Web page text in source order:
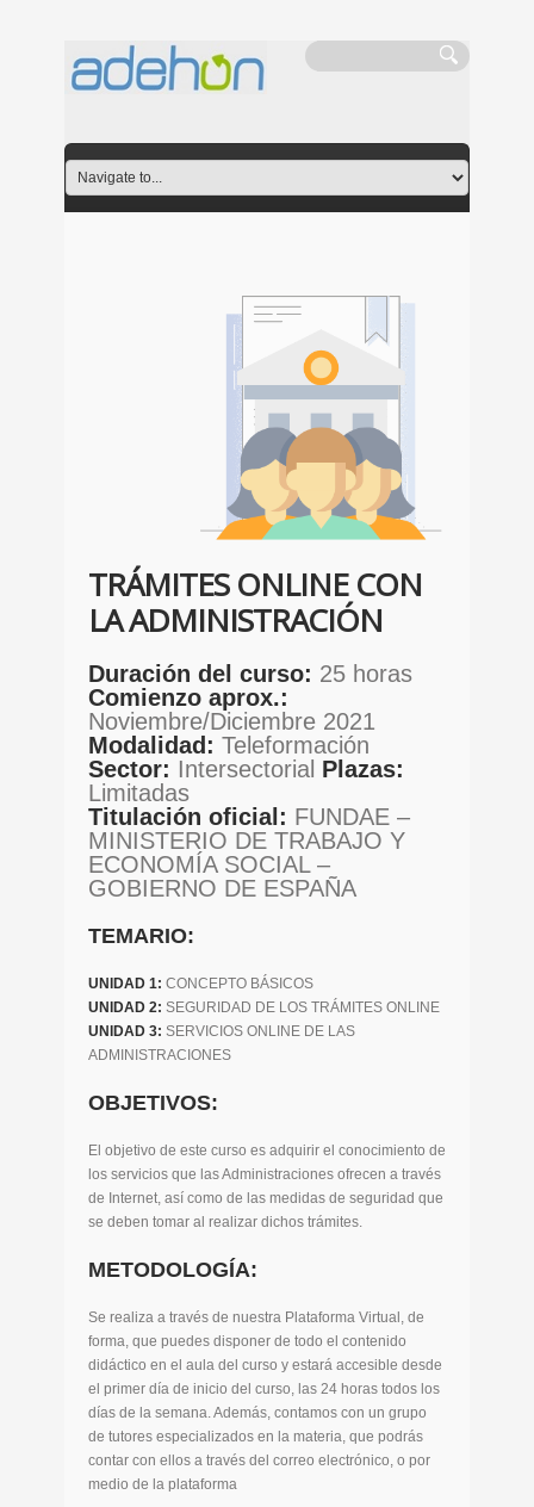
TRÁMITES ONLINE CON
LA ADMINISTRACIÓN
Duración del curso: 25 horas
Comienzo aprox.:
Noviembre/Diciembre 2021
Modalidad: Teleformación
Sector: Intersectorial Plazas:
Limitadas
Titulación oficial: FUNDAE –
MINISTERIO DE TRABAJO Y
ECONOMÍA SOCIAL –
GOBIERNO DE ESPAÑA
TEMARIO:
UNIDAD 1: CONCEPTO BÁSICOS
UNIDAD 2: SEGURIDAD DE LOS TRÁMITES ONLINE
UNIDAD 3: SERVICIOS ONLINE DE LAS
ADMINISTRACIONES
OBJETIVOS:
El objetivo de este curso es adquirir el conocimiento de
los servicios que las Administraciones ofrecen a través
de Internet, así como de las medidas de seguridad que
se deben tomar al realizar dichos trámites.
METODOLOGÍA:
Se realiza a través de nuestra Plataforma Virtual, de
forma, que puedes disponer de todo el contenido
didáctico en el aula del curso y estará accesible desde
el primer día de inicio del curso, las 24 horas todos los
días de la semana. Además, contamos con un grupo
de tutores especializados en la materia, que podrás
contar con ellos a través del correo electrónico, o por
medio de la plataforma